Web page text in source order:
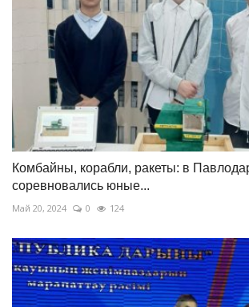
Комбайны, корабли, ракеты: в
соревновались юные...
Май 20, 2024 0 124